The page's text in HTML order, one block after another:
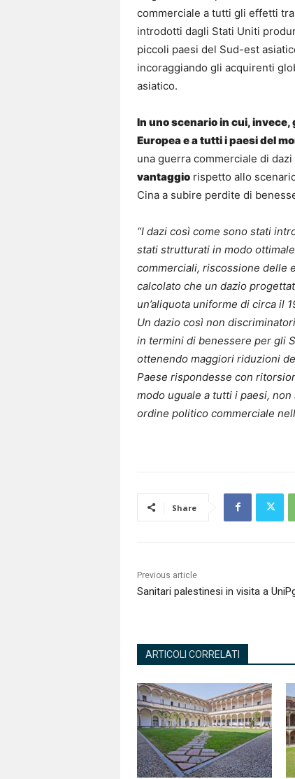
commerciale a tutti gli effetti
introdotti dagli Stati Uniti
piccoli paesi del Sud-est
incoraggiando gli acquirenti
asiatico.
In uno scenario in cui, invece,
Europea e a tutti i paesi del
una guerra commerciale di
vantaggio rispetto allo
Cina a subire perdite di
“I dazi così come sono stati
stati strutturati in modo
commerciali, riscossione delle
calcolato che un dazio
un’aliquota uniforme di circa il
Un dazio così non
in termini di benessere per gli
ottenendo maggiori riduzioni
Paese rispondesse con
modo uguale a tutti i paesi,
ordine politico commerciale
Share
Previous article
Sanitari palestinesi in visita a
ARTICOLI CORRELATI